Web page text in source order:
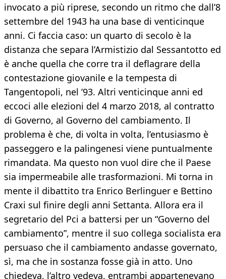
invocato a più riprese, secondo un ritmo che dall’8
settembre del 1943 ha una base di venticinque
anni. Ci faccia caso: un quarto di secolo è la
distanza che separa l’Armistizio dal Sessantotto ed
è anche quella che corre tra il deflagrare della
contestazione giovanile e la tempesta di
Tangentopoli, nel ’93. Altri venticinque anni ed
eccoci alle elezioni del 4 marzo 2018, al contratto
di Governo, al Governo del cambiamento. Il
problema è che, di volta in volta, l’entusiasmo è
passeggero e la palingenesi viene puntualmente
rimandata. Ma questo non vuol dire che il Paese
sia impermeabile alle trasformazioni. Mi torna in
mente il dibattito tra Enrico Berlinguer e Bettino
Craxi sul finire degli anni Settanta. Allora era il
segretario del Pci a battersi per un “Governo del
cambiamento”, mentre il suo collega socialista era
persuaso che il cambiamento andasse governato,
sì, ma che in sostanza fosse già in atto. Uno
chiedeva, l’altro vedeva, entrambi appartenevano